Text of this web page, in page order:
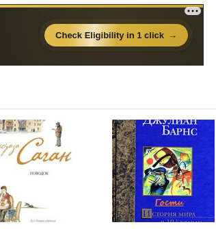
18:52
22:12
24:22